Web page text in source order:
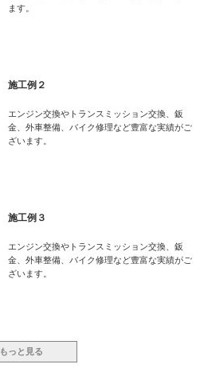
ます。
施工例２
エンジン交換やトランスミッション交換、鈑
金、外車整備、バイク修理など豊富な実績がご
ざいます。
施工例３
エンジン交換やトランスミッション交換、鈑
金、外車整備、バイク修理など豊富な実績がご
ざいます。
もっと見る